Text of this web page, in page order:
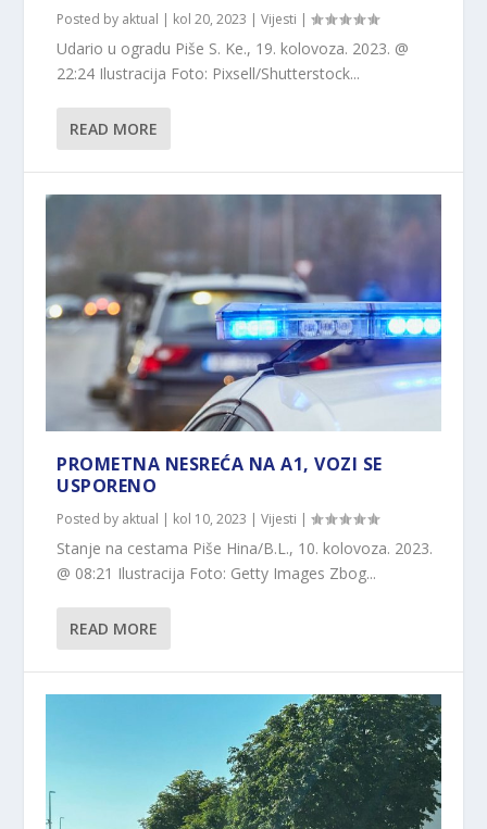
Posted by aktual | kol 20, 2023 |Vijesti |
Udario u ogradu Piše S. Ke., 19. kolovoza. 2023. @
22:24 Ilustracija Foto: Pixsell/Shutterstock...
READ MORE
PROMETNA NESREĆA NA A1, VOZI SE
USPORENO
Posted by aktual | kol 10, 2023 |Vijesti |
Stanje na cestama Piše Hina/B.L., 10. kolovoza. 2023.
@ 08:21 Ilustracija Foto: Getty Images Zbog...
READ MORE